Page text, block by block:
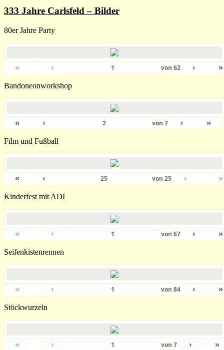
333 Jahre Carlsfeld – Bilder
80er Jahre Party
« ‹ von 62 › »
Bandoneonworkshop
« ‹ von7 › »
Film und Fußball
« ‹ von25 › »
Kinderfest mit ADI
« ‹ von 67 › »
Seifenkistenrennen
« ‹ von 84 › »
Stöckwurzeln
« ‹ von 7 › »